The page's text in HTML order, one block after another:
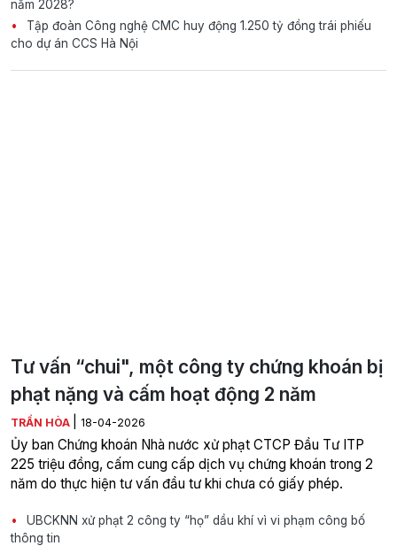
năm 2028?
Tập đoàn Công nghệ CMC huy động 1.250 tỷ đồng trái phiếu
cho dự án CCS Hà Nội
Tư vấn “chui", một công ty chứng khoán bị
phạt nặng và cấm hoạt động 2 năm
TRẦN HÒA 18-04-2026
Ủy ban Chứng khoán Nhà nước xử phạt CTCP Đầu Tư ITP
225 triệu đồng, cấm cung cấp dịch vụ chứng khoán trong 2
năm do thực hiện tư vấn đầu tư khi chưa có giấy phép.
UBCKNN xử phạt 2 công ty “họ” dầu khí vì vi phạm công bố
thông tin